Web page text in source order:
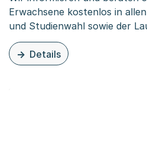
Erwachsene kostenlos in
und Studienwahl sowie der
Details
zu dieser Organisationsseite: